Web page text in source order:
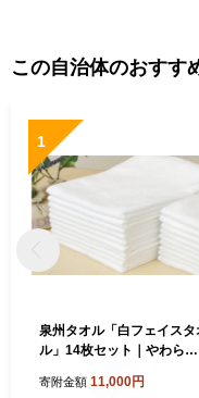
この自治体のおすす
1
泉州タオル「白フェイスタ
ル」14枚セット｜やわらか
性 普段使い 泉州タオル [381
寄附金額 11,000円